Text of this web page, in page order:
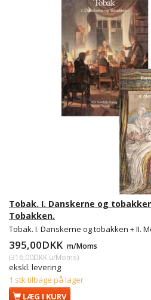
Tobak. I. Danskerne og
Tobakken.
Tobak. I. Danskerne og tobakken + II.
395,00DKK m/Moms
(316,00DKK u/Moms)
ekskl. levering
1 stk tilbage på lager
LÆG I KURV